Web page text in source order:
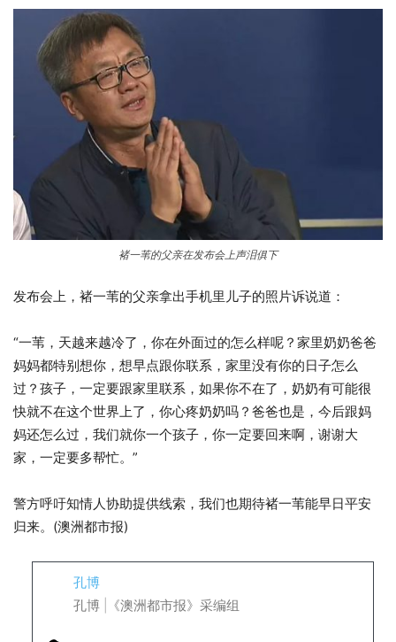
褚一苇的父亲在发布会上声泪俱下
发布会上，褚一苇的父亲拿出手机里儿子的照片诉说道：
“一苇，天越来越冷了，你在外面过的怎么样呢？家里奶奶爸爸
妈妈都特别想你，想早点跟你联系，家里没有你的日子怎么
过？孩子，一定要跟家里联系，如果你不在了，奶奶有可能很
快就不在这个世界上了，你心疼奶奶吗？爸爸也是，今后跟妈
妈还怎么过，我们就你一个孩子，你一定要回来啊，谢谢大
家，一定要多帮忙。”
警方呼吁知情人协助提供线索，我们也期待褚一苇能早日平安
归来。(澳洲都市报)
孔博
孔博 |《澳洲都市报》采编组